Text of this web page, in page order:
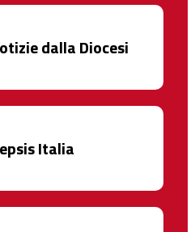
dalla Diocesi
Italia